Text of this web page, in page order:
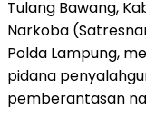
Tulang Bawang,
Narkoba
Polda Lampung,
pidana
pemberantasan